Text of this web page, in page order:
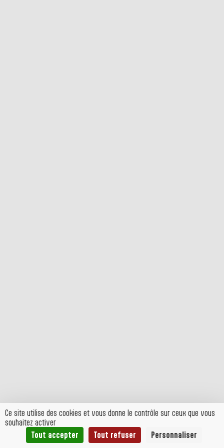
Ce site utilise des cookies et vous donne le contrôle sur ceux que vous
souhaitez activer
Tout accepter
Tout refuser Personnaliser